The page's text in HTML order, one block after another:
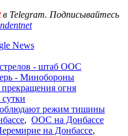
в Telegram. Подписывайтесь
News
- штаб ООС
- Минобороны
огня
режим тишины
, ООС на Донбассе
на Донбассе,